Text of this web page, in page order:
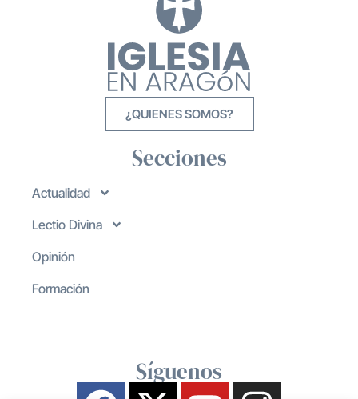
¿QUIENES SOMOS?
Secciones
Actualidad
Lectio Divina
Opinión
Formación
Síguenos